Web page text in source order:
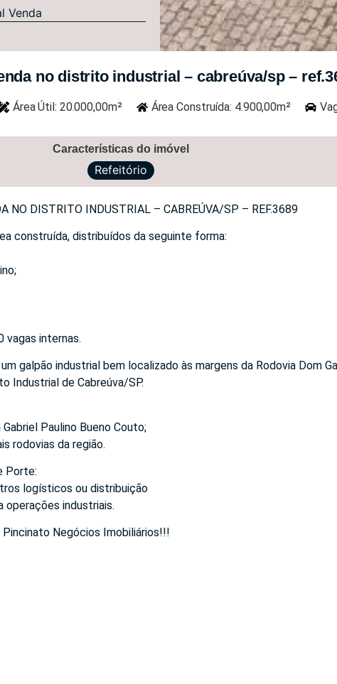
Venda
no distrito industrial – cabreúva/sp –
Área Útil: 20.000,00m² Área Construída: 4.900,00m²
Características do imóvel
Refeitório
NO DISTRITO INDUSTRIAL – CABREÚVA/SP – REF.3689
construída, distribuídos da seguinte forma:
vagas internas.
galpão industrial bem localizado às margens da Rodovia Dom
Industrial de Cabreúva/SP.
Paulino Bueno Couto;
rodovias da região.
Porte:
logísticos ou distribuição
industriais.
Negócios Imobiliários!!!